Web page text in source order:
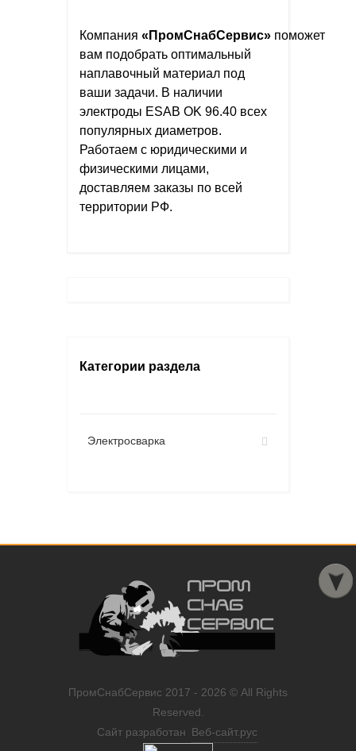
Компания «ПромСнабСервис» поможет
вам подобрать оптимальный
наплавочный материал под
ваши задачи. В наличии
электроды ESAB OK 96.40 всех
популярных диаметров.
Работаем с юридическими и
физическими лицами,
доставляем заказы по всей
территории РФ.
Категории раздела
Электросварка
ПромСнабСервис 2017 - 2026 © All Rights
Reserved.
Сайт разработан Веб-сайт.рус